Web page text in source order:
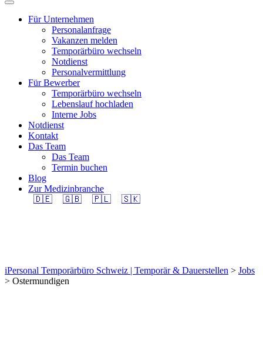
Für Unternehmen
Personalanfrage
Vakanzen melden
Temporärbüro wechseln
Notdienst
Personalvermittlung
Für Bewerber
Temporärbüro wechseln
Lebenslauf hochladen
Interne Jobs
Notdienst
Kontakt
Das Team
Das Team
Termin buchen
Blog
Zur Medizinbranche
🇩🇪
🇬🇧 🇵🇱 🇸🇰
iPersonal Temporärbüro Schweiz | Temporär & Dauerstellen > Jobs
> Ostermundigen